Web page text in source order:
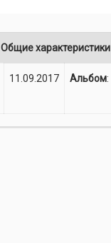
Общие характеристики
11.09.2017 Альбом: